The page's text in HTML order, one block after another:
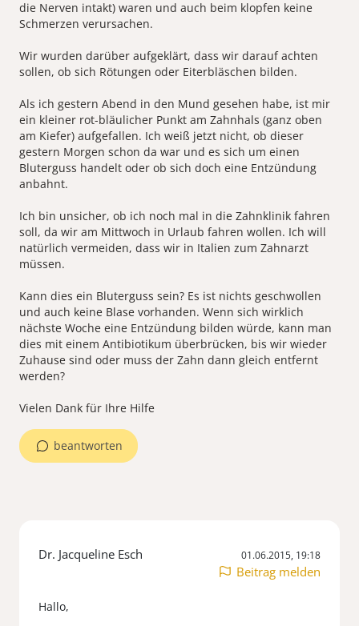
die Nerven intakt) waren und auch beim klopfen keine
Schmerzen verursachen.
Wir wurden darüber aufgeklärt, dass wir darauf achten
sollen, ob sich Rötungen oder Eiterbläschen bilden.
Als ich gestern Abend in den Mund gesehen habe, ist mir
ein kleiner rot-bläulicher Punkt am Zahnhals (ganz oben
am Kiefer) aufgefallen. Ich weiß jetzt nicht, ob dieser
gestern Morgen schon da war und es sich um einen
Bluterguss handelt oder ob sich doch eine Entzündung
anbahnt.
Ich bin unsicher, ob ich noch mal in die Zahnklinik fahren
soll, da wir am Mittwoch in Urlaub fahren wollen. Ich will
natürlich vermeiden, dass wir in Italien zum Zahnarzt
müssen.
Kann dies ein Bluterguss sein? Es ist nichts geschwollen
und auch keine Blase vorhanden. Wenn sich wirklich
nächste Woche eine Entzündung bilden würde, kann man
dies mit einem Antibiotikum überbrücken, bis wir wieder
Zuhause sind oder muss der Zahn dann gleich entfernt
werden?
Vielen Dank für Ihre Hilfe
beantworten
Dr. Jacqueline Esch 01.06.2015, 19:18
Beitrag melden
Hallo,